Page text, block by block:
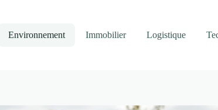
Environnement Immobilier Logistique